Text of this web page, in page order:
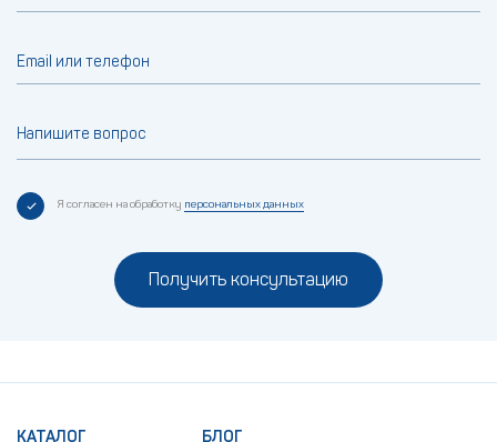
Email или телефон
Напишите вопрос
Я согласен на обработку персональных данных
Получить консультацию
КАТАЛОГ БЛОГ